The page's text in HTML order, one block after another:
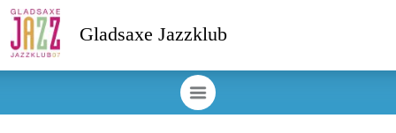
Gladsaxe Jazzklub